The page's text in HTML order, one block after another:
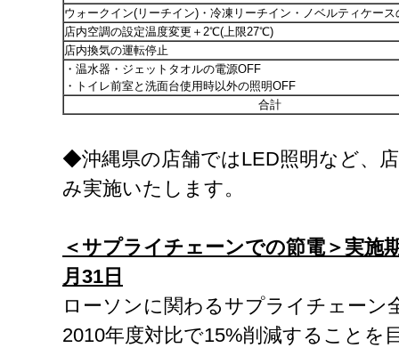
ウォークイン(リーチイン)・冷凍リーチイン・ノベルティケース
店内空調の設定温度変更＋2℃(上限27℃)
店内換気の運転停止
・温水器・ジェットタオルの電源OFF
・トイレ前室と洗面台使用時以外の照明OFF
合計
◆沖縄県の店舗ではLED照明など、
み実施いたします。
＜サプライチェーンでの節電＞実施
月 31 日
ローソンに関わるサプライチェーン
2010年度対比で15%削減することを